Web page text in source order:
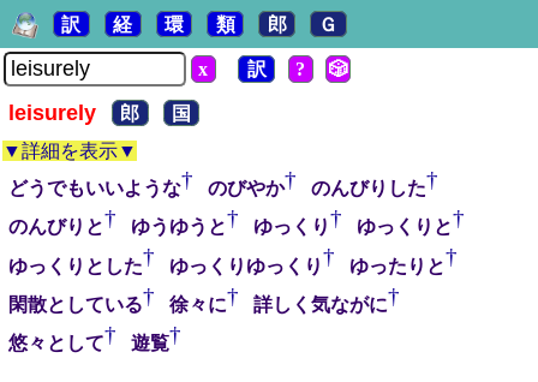
訳 経 環 類 郎 Ｇ
x 訳 ? 🎲
leisurely 郎
国
▼詳細を表示▼
どうでもいいような† のびやか† のんびりした†
のんびりと† ゆうゆうと† ゆっくり† ゆっくりと†
ゆっくりとした† ゆっくりゆっくり† ゆったりと†
閑散としている† 徐々に† 詳しく気ながに†
悠々として† 遊覧†